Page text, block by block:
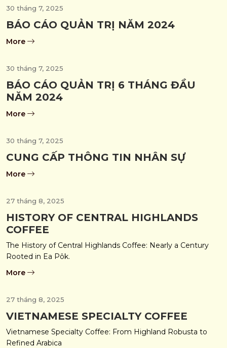
30 tháng 7, 2025
BÁO CÁO QUẢN TRỊ NĂM 2024
More
30 tháng 7, 2025
BÁO CÁO QUẢN TRỊ 6 THÁNG ĐẦU
NĂM 2024
More
30 tháng 7, 2025
CUNG CẤP THÔNG TIN NHÂN SỰ
More
27 tháng 8, 2025
HISTORY OF CENTRAL HIGHLANDS
COFFEE
The History of Central Highlands Coffee: Nearly a Century
Rooted in Ea Pôk.
More
27 tháng 8, 2025
VIETNAMESE SPECIALTY COFFEE
Vietnamese Specialty Coffee: From Highland Robusta to
Refined Arabica